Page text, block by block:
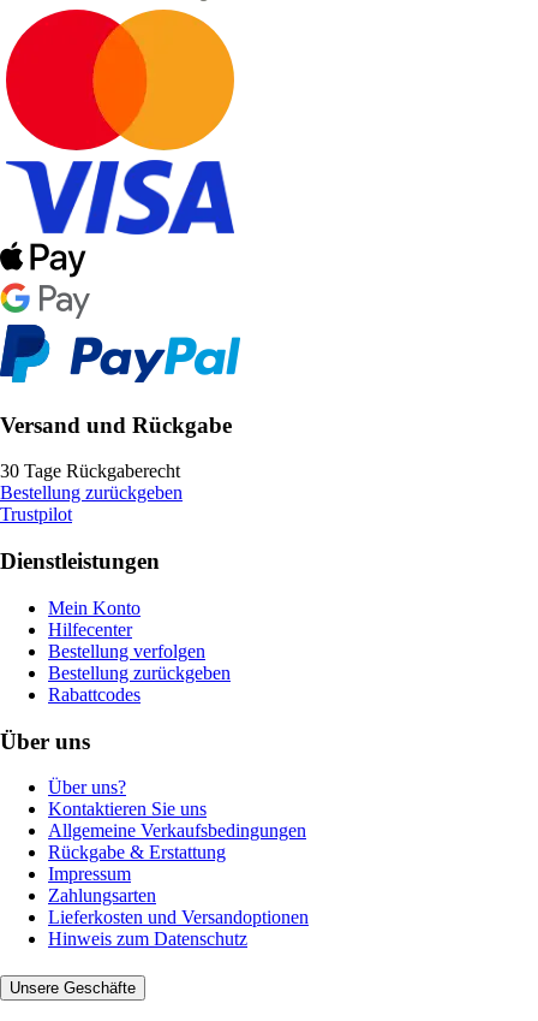
Versand und Rückgabe
30 Tage Rückgaberecht
Bestellung zurückgeben
Trustpilot
Dienstleistungen
Mein Konto
Hilfecenter
Bestellung verfolgen
Bestellung zurückgeben
Rabattcodes
Über uns
Über uns?
Kontaktieren Sie uns
Allgemeine Verkaufsbedingungen
Rückgabe & Erstattung
Impressum
Zahlungsarten
Lieferkosten und Versandoptionen
Hinweis zum Datenschutz
Unsere Geschäfte